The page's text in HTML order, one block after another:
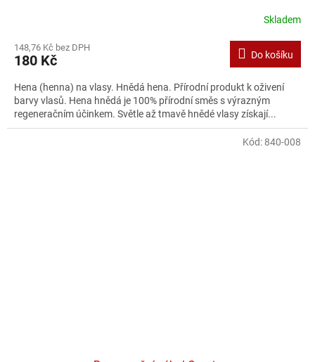
Skladem
148,76 Kč bez DPH
180 Kč Do košíku
Hena (henna) na vlasy. Hnědá hena. Přírodní produkt k oživení
barvy vlasů. Hena hnědá je 100% přírodní směs s výrazným
regeneračním účinkem. Světle až tmavě hnědé vlasy získají...
Kód: 840-008